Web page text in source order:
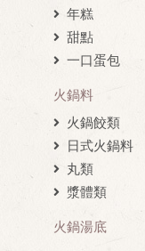
年糕
甜點
一口蛋包
火鍋料
火鍋餃類
日式火鍋料
丸類
漿體類
火鍋湯底